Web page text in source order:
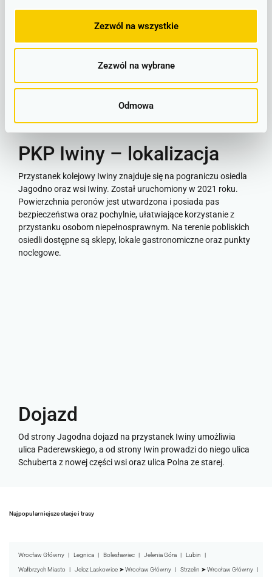
Zezwól na wszystkie
Zezwól na wybrane
Odmowa
na bieżąco aktualizowane i na ich podstawie można spokojnie
bezpośrednio na peronie, w gablotach informacyjnych.
LINIOWY SCHEMAT POŁĄCZEŃ
PLAKATOWE ROZKŁADY JAZDY
PKP Iwiny – lokalizacja
Przystanek kolejowy Iwiny znajduje się na pograniczu osiedla
Jagodno oraz wsi Iwiny. Został uruchomiony w 2021 roku.
Powierzchnia peronów jest utwardzona i posiada pas
bezpieczeństwa oraz pochylnie, ułatwiające korzystanie z
przystanku osobom niepełnosprawnym. Na terenie pobliskich
osiedli dostępne są sklepy, lokale gastronomiczne oraz punkty
noclegowe.
Dojazd
Od strony Jagodna dojazd na przystanek Iwiny umożliwia
ulica Paderewskiego, a od strony Iwin prowadzi do niego ulica
Schuberta z nowej części wsi oraz ulica Polna ze starej.
Najpopularniejsze stacje i trasy
Wrocław Główny Legnica Bolesławiec Jelenia Góra Lubin
Wałbrzych Miasto Jelcz Laskowice ➤ Wrocław Główny Strzelin ➤ Wrocław Główny